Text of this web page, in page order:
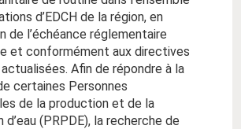
d’EDCH de la région, en
de l’échéance réglementaire
et conformément aux directives
Afin de répondre à la
certaines Personnes
de la production et de la
(PRPDE), la recherche de